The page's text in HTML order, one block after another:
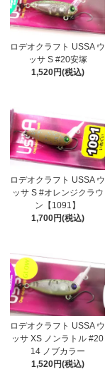
ロデオクラフト USSA ウ
ッサ S #20安塚
1,520円(税込)
ロデオクラフト USSA ウ
ッサ S #オレンジクラウ
ン【1091】
1,700円(税込)
ロデオクラフト USSA ウ
ッサ XS ノンラトル #20
14 ノブカラー
1,520円(税込)